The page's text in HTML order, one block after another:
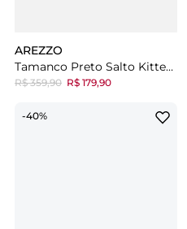
AREZZO
Tamanco Preto Salto Kitten Metal Orgânico
R$ 359,90 R$ 179,90
-40%